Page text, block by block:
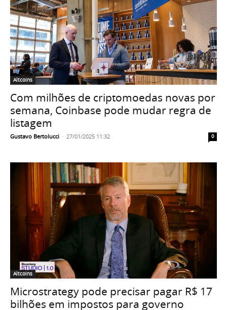
Altcoins
Com milhões de criptomoedas novas por
semana, Coinbase pode mudar regra de
listagem
Gustavo Bertolucci - 27/01/2025 11:32 0
Altcoins
Microstrategy pode precisar pagar R$ 17
bilhões em impostos para governo